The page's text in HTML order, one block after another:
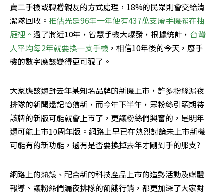
賣二手機或轉贈親友的方式處理，18%的民眾則會交給清
潔隊回收。 推估光是96年一年便有437萬支廢手機擺在抽
屜裡。過了將近10年，智慧手機大爆發，根據統計， 台灣
人平均每2年就要換一支手機 ，相信10年後的今天，廢手
機的數字應該變得更可觀了。
大家應該還對去年某知名品牌的新機上市，許多粉絲漏夜
排隊的新聞還記憶猶新，而今年下半年，眾粉絲引頸期待
該牌的新版可能就會上市了，更讓粉絲們興奮的，是明年
還可能上市10周年版。網路上早已在熱烈討論未上市新機
可能有的新功能，還有是否要換掉去年才剛到手的那支?
網路上的熱議、配合新的科技產品上市的造勢活動及媒體
報導、讓粉絲們漏夜排隊的飢餓行銷，都更加深了大家對